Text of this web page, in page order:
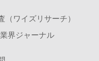
（ワイズリサーチ）
界ジャーナル